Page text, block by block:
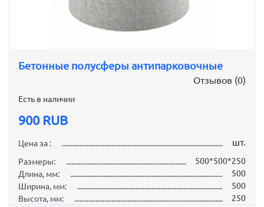
Бетонные полусферы антипарковочные
Отзывов (0)
Есть в наличии
900 RUB
Цена за : шт.
Размеры:
500*500*250
Длина, мм:
500
Ширина, мм:
500
Высота, мм:
250